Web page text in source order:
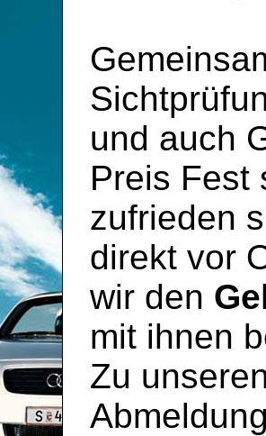
und auch
Preis Fest
zufrieden
direkt vor
wir den
mit ihnen
Zu